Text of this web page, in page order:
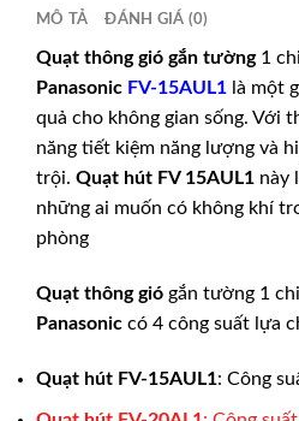
MÔ TẢ ĐÁNH GIÁ (0)
Quạt thông gió gắn tường1
Panasonic FV-15AUL1 là một
quả cho không gian sống. Với
năng tiết kiệm năng lượng và
trội. Quạt hút FV 15AUL1 này
những ai muốn có không khí
phòng
Quạt thông gió gắn tường 1
Panasonic có 4 công suất lựa
Quạt hút FV-15AUL1: Công